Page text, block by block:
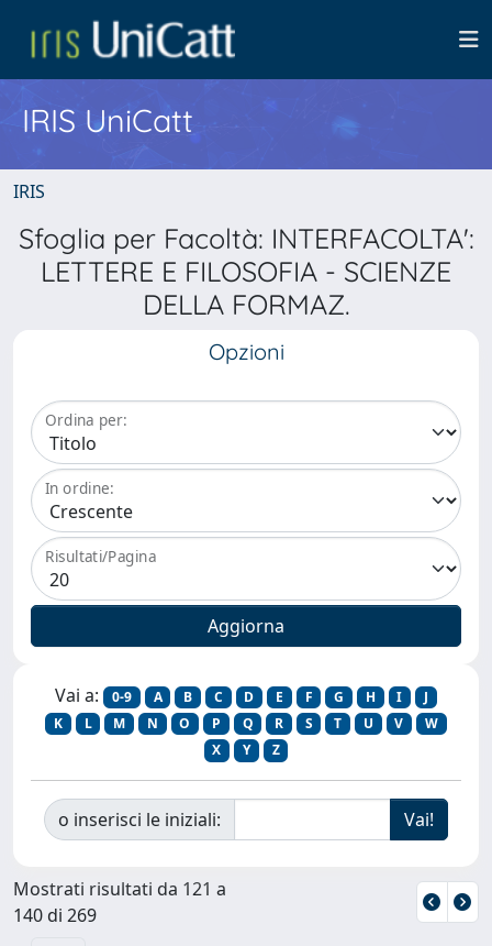
IRIS UniCatt
IRIS
Sfoglia per Facoltà: INTERFACOLTA':
LETTERE E FILOSOFIA - SCIENZE
DELLA FORMAZ.
Opzioni
Ordina per:
In ordine:
Risultati/Pagina
Vai a: 0-9 A B C D E F G H I
J
K
L M N O P Q R S T U V
W
X
Y Z
o inserisci le iniziali:
Mostrati risultati da 121 a
140 di 269